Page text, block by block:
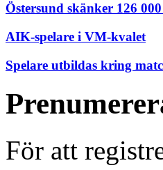
Östersund skänker 126
AIK-spelare i VM-kvalet
Spelare utbildas kring
För att